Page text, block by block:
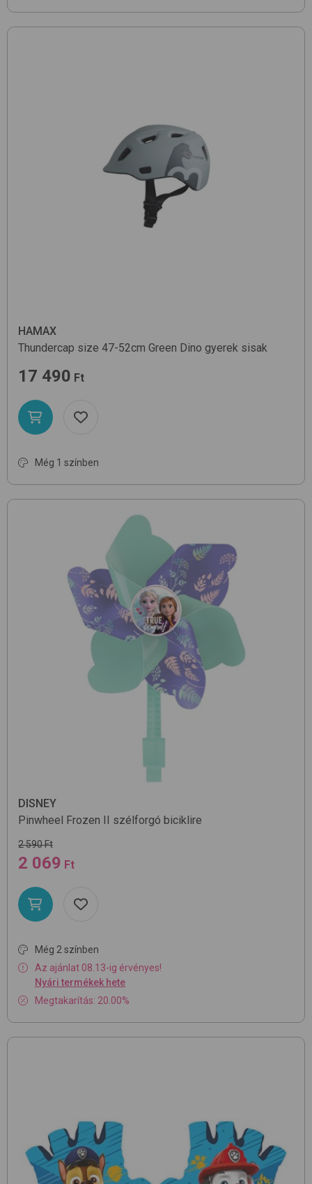
HAMAX
Thundercap size 47-52cm Green Dino gyerek sisak
17 490 Ft
Még 1 színben
DISNEY
Pinwheel
Frozen II szélforgó biciklire
2 590 Ft
2 069 Ft
Még 2 színben
Az ajánlat 08.13-ig érvényes!
Nyári termékek hete
Megtakarítás: 20.00%